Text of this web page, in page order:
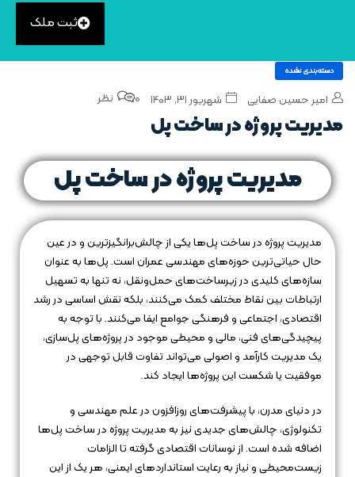
ثبت ملک
دسته‌بندی نشده
امیر حسین صفایی شهریور ۳۱, ۱۴۰۳ 0 نظر
مدیریت پروژه در ساخت پل
مدیریت پروژه در ساخت پل
مدیریت پروژه در ساخت پل‌ها یکی از چالش‌برانگیزترین و در عین
حال حیاتی‌ترین حوزه‌های مهندسی عمران است. پل‌ها به عنوان
سازه‌های کلیدی در زیرساخت‌های حمل‌ونقل، نه تنها به تسهیل
ارتباطات بین نقاط مختلف کمک می‌کنند، بلکه نقش اساسی در رشد
اقتصادی، اجتماعی و فرهنگی جوامع ایفا می‌کنند. با توجه به
پیچیدگی‌های فنی، مالی و محیطی موجود در پروژه‌های پل‌سازی،
یک مدیریت کارآمد و اصولی می‌تواند تفاوت قابل توجهی در
موفقیت یا شکست این پروژه‌ها ایجاد کند.
در دنیای مدرن، با پیشرفت‌های روزافزون در علم مهندسی و
تکنولوژی، چالش‌های جدیدی نیز به مدیریت پروژه در ساخت پل‌ها
اضافه شده است. از نوسانات اقتصادی گرفته تا الزامات
زیست‌محیطی و نیاز به رعایت استانداردهای ایمنی، هر یک از این